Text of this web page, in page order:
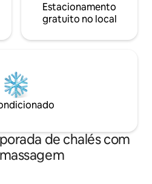
Estacionamento
gratuito no local
de chalés com